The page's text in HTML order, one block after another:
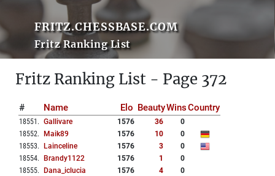
FRITZ.CHESSBASE.COM
Fritz Ranking List
Fritz Ranking List - Page 372
# Name Elo BeautyWinsCountry
18551 . Gallivare 1576 36
0
18552. Maik89 1576 10
0
18553. Lainceline 1576 3
0
18554. Brandy1122 1576 1
0
18555. Dana_iclucia 1576 4
0